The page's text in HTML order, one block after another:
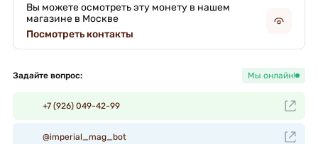
Вы можете осмотреть эту монету в нашем
магазине в Москве
Посмотреть контакты
Задайте вопрос: Мы онлайн!
+7 (926) 049-42-99
@imperial_mag_bot